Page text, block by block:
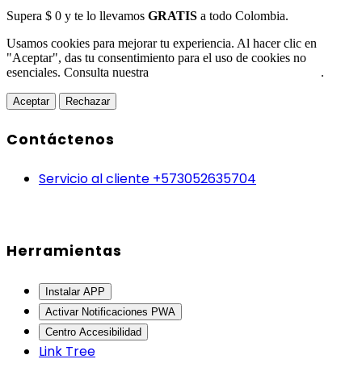
Supera $ 0 y te lo llevamos GRATIS a todo Colombia.
Usamos cookies para mejorar tu experiencia. Al hacer clic en
"Aceptar", das tu consentimiento para el uso de cookies no
esenciales. Consulta nuestra
.
Aceptar Rechazar
Contáctenos
Servicio al cliente +573052635704
Herramientas
Instalar APP
Activar Notificaciones PWA
Centro Accesibilidad
Link Tree